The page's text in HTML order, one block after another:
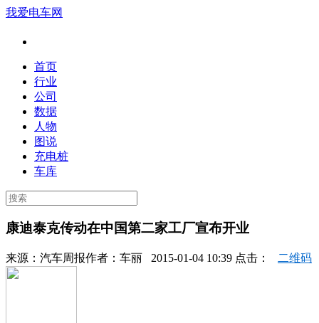
我爱电车网
首页
行业
公司
数据
人物
图说
充电桩
车库
康迪泰克传动在中国第二家工厂宣布开业
来源： 汽车周报作者： 车丽 2015-01-04 10:39 点击： 二维码